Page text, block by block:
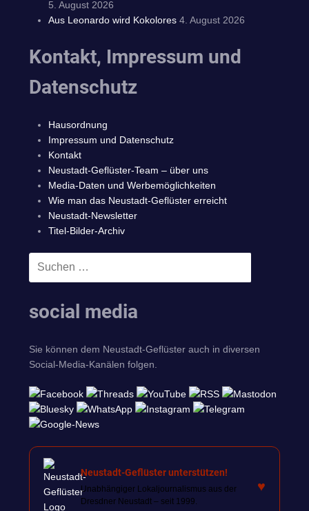
5. August 2026
Aus Leonardo wird Kokolores 4. August 2026
Kontakt, Impressum und
Datenschutz
Hausordnung
Impressum und Datenschutz
Kontakt
Neustadt-Geflüster-Team – über uns
Media-Daten und Werbemöglichkeiten
Wie man das Neustadt-Geflüster erreicht
Neustadt-Newsletter
Titel-Bilder-Archiv
Suchen
social media
Sie können dem Neustadt-Geflüster auch in diversen
Social-Media-Kanälen folgen.
Neustadt-Geflüster unterstützen!
Unabhängiger Lokaljournalismus aus der
Dresdner Neustadt – seit 1999.
♥